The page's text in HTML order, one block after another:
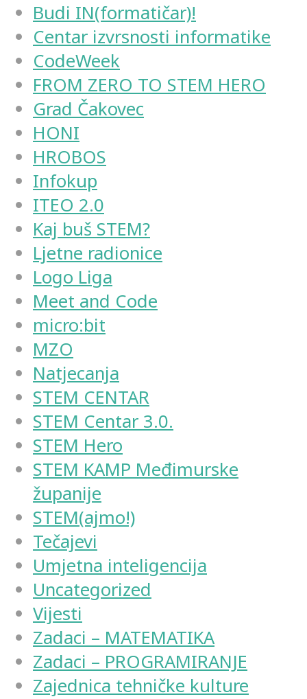
Budi IN(formatičar)!
Centar izvrsnosti informatike
CodeWeek
FROM ZERO TO STEM HERO
Grad Čakovec
HONI
HROBOS
Infokup
ITEO 2.0
Kaj buš STEM?
Ljetne radionice
Logo Liga
Meet and Code
micro:bit
MZO
Natjecanja
STEM CENTAR
STEM Centar 3.0.
STEM Hero
STEM KAMP Međimurske
županije
STEM(ajmo!)
Tečajevi
Umjetna inteligencija
Uncategorized
Vijesti
Zadaci – MATEMATIKA
Zadaci – PROGRAMIRANJE
Zajednica tehničke kulture